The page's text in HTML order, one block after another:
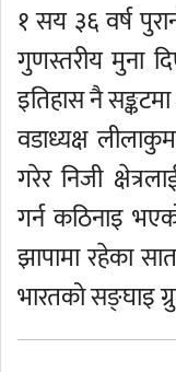
१ सय ३६ वर्ष
गुणस्तरीय मुना
इतिहास नै
वडाध्यक्ष
गरेर निजी
गर्न कठिनाइ
झापामा रहेका
भारतको सङ्घाइ